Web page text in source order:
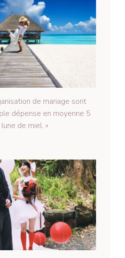
de mariage sont
dépense en moyenne 5
de miel. »